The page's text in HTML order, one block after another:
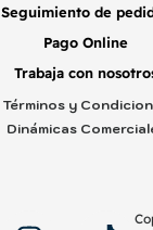
Seguimiento de
Pago Online
Trabaja con
Términos y
Dinámicas